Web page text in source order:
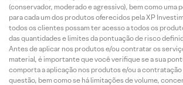
(conservador, moderado e agressivo), bem como uma
para cada um dos produtos oferecidos pela XP
todos os clientes possam ter acesso a todos os
das quantidades e limites da pontuação de risco
Antes de aplicar nos produtos e/ou contratar os
material, é importante que você verifique se a sua
comporta a aplicação nos produtos e/ou a
questão, bem como se há limitações de volume,